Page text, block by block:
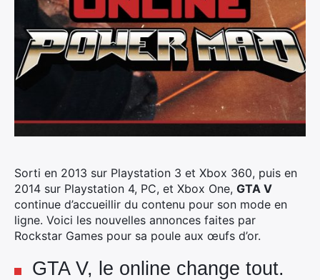
Sorti en 2013 sur Playstation 3 et Xbox 360, puis en
2014 sur Playstation 4, PC, et Xbox One, GTA V
continue d’accueillir du contenu pour son mode en
ligne. Voici les nouvelles annonces faites par
Rockstar Games pour sa poule aux œufs d’or.
GTA V, le online change tout.